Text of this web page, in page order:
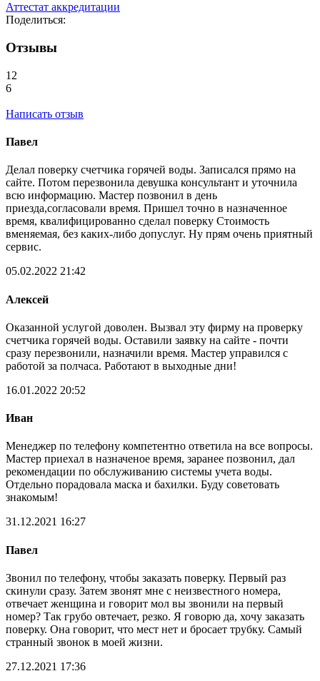
Аттестат аккредитации
Поделиться:
Отзывы
12
6
Написать отзыв
Павел
Делал поверку счетчика горячей воды. Записался прямо на
сайте. Потом перезвонила девушка консультант и уточнила
всю информацию. Мастер позвонил в день
приезда,согласовали время. Пришел точно в назначенное
время, квалифицированно сделал поверку Стоимость
вменяемая, без каких-либо допуслуг. Ну прям очень приятный
сервис.
05.02.2022 21:42
Алексей
Оказанной услугой доволен. Вызвал эту фирму на проверку
счетчика горячей воды. Оставили заявку на сайте - почти
сразу перезвонили, назначили время. Мастер управился с
работой за полчаса. Работают в выходные дни!
16.01.2022 20:52
Иван
Менеджер по телефону компетентно ответила на все вопросы.
Мастер приехал в назначеное время, заранее позвонил, дал
рекомендации по обслуживанию системы учета воды.
Отдельно порадовала маска и бахилки. Буду советовать
знакомым!
31.12.2021 16:27
Павел
Звонил по телефону, чтобы заказать поверку. Первый раз
скинули сразу. Затем звонят мне с неизвестного номера,
отвечает женщина и говорит мол вы звонили на первый
номер? Так грубо овтечает, резко. Я говорю да, хочу заказать
поверку. Она говорит, что мест нет и бросает трубку. Самый
странный звонок в моей жизни.
27.12.2021 17:36